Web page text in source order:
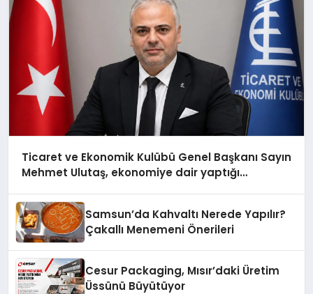
Ticaret ve Ekonomik Kulübü Genel Başkanı Sayın
Mehmet Ulutaş, ekonomiye dair yaptığı
Samsun’da Kahvaltı Nerede Yapılır?
Çakallı Menemeni Önerileri
Cesur Packaging, Mısır’daki Üretim
Üssünü Büyütüyor